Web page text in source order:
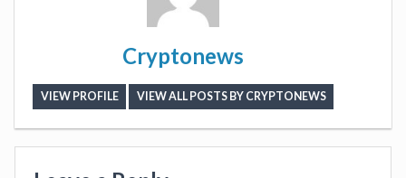
Cryptonews
VIEW PROFILE VIEW ALL POSTS BY CRYPTONEWS